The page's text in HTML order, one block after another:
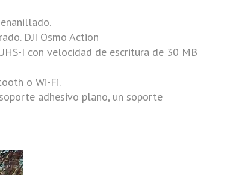
DJI Osmo Action
I con velocidad de escritura de 30 MB
o Wi-Fi.
adhesivo plano, un soporte